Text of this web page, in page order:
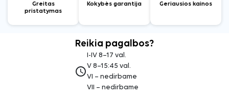
Greitas
pristatymas
Kokybės garantija Geriausios kainos
Reikia pagalbos?
access_time
I-IV 8–17 val.
V 8–15:45 val.
VI – nedirbame
VII – nedirbame